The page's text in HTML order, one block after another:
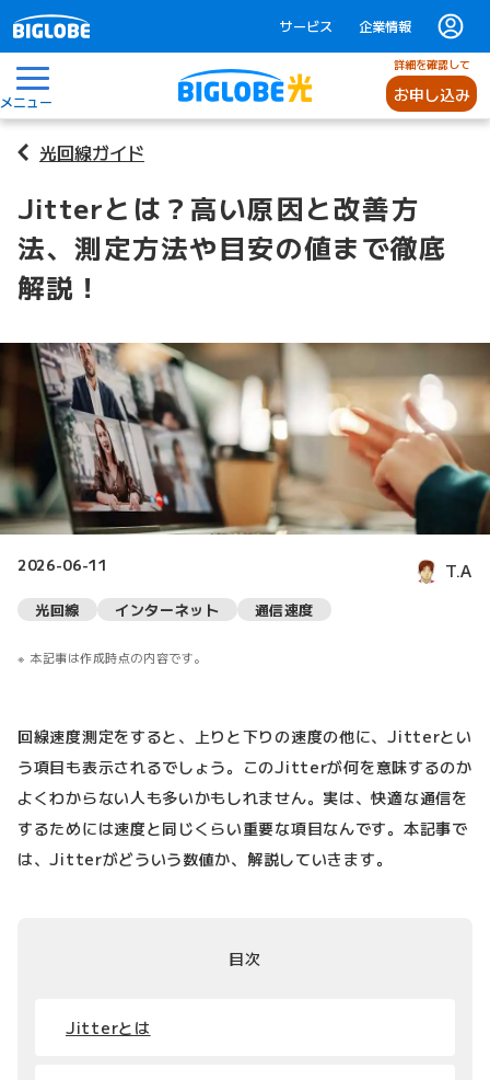
サービス 企業情報
メニュー
詳細を確認して
お申し込み
光回線ガイド
Jitterとは？高い原因と改善方
法、測定方法や目安の値まで徹底
解説！
2026-06-11 T.A
光回線 インターネット 通信速度
本記事は作成時点の内容です。
回線速度測定をすると、上りと下りの速度の他に、Jitterとい
う項目も表示されるでしょう。このJitterが何を意味するのか
よくわからない人も多いかもしれません。実は、快適な通信を
するためには速度と同じくらい重要な項目なんです。本記事で
は、Jitterがどういう数値か、解説していきます。
目次
Jitterとは